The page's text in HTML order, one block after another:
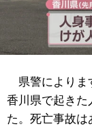
県警によりま
香川県で起きた
た。死亡事故は